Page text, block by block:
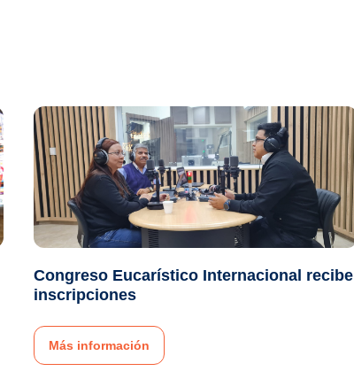
Congreso Eucarístico Internacional recibe
inscripciones
Más información